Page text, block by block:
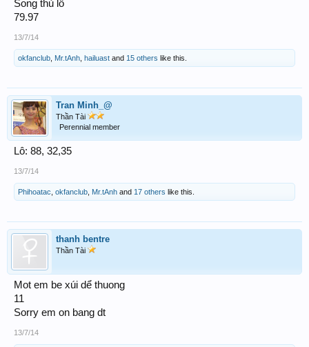
Song thủ lô
79.97
13/7/14
okfanclub Mr.tAnh hailuast and 15 others like this.
Tran Minh_@
Thần Tài
Perennial member
Lô: 88, 32,35
13/7/14
Phihoatac okfanclub Mr.tAnh and 17 others like this.
thanh bentre
Thần Tài
Mot em be xúi dể thuong
11
Sorry em on bang dt
13/7/14